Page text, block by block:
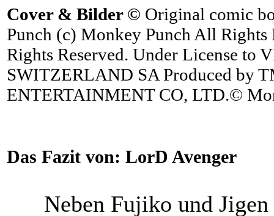
Cover & Bilder © Original comic
Punch (c) Monkey Punch All Rights
Rights Reserved. Under License to
SWITZERLAND SA Produced by
ENTERTAINMENT CO, LTD.©
Das Fazit von: LorD Avenger
Neben Fujiko und